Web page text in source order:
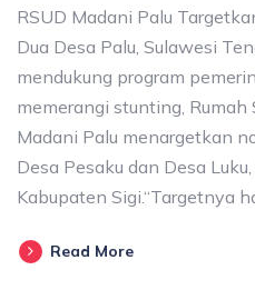
RSUD Madani Palu
Dua Desa Palu, Sulawesi
mendukung program
memerangi stunting, Rumah
Madani Palu menargetkan
Desa Pesaku dan Desa
Kabupaten Sigi.“Targetnya
Read More